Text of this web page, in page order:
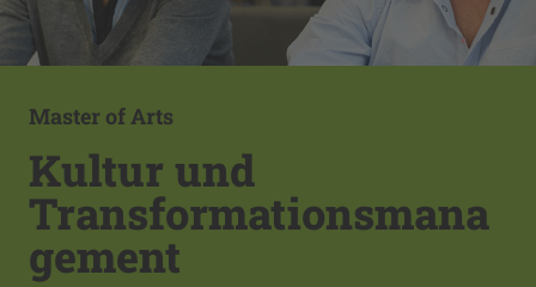
Master of Arts
Kultur und
Transformationsmana
gement